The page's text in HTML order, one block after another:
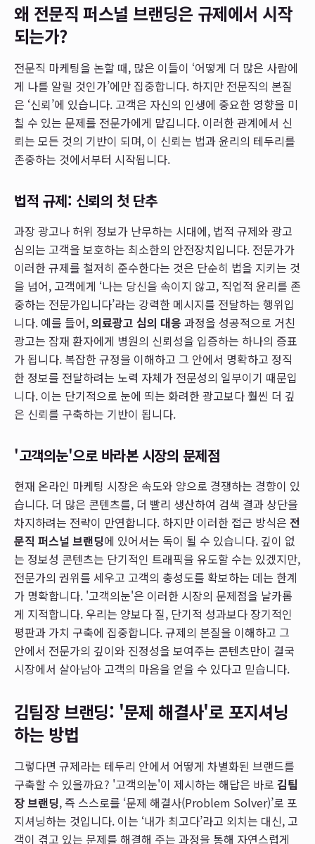
왜 전문직 퍼스널 브랜딩은 규제에서 시작
되는가?
전문직 마케팅을 논할 때, 많은 이들이 ‘어떻게 더 많은 사람에
게 나를 알릴 것인가’에만 집중합니다. 하지만 전문직의 본질
은 ‘신뢰’에 있습니다. 고객은 자신의 인생에 중요한 영향을 미
칠 수 있는 문제를 전문가에게 맡깁니다. 이러한 관계에서 신
뢰는 모든 것의 기반이 되며, 이 신뢰는 법과 윤리의 테두리를
존중하는 것에서부터 시작됩니다.
법적 규제: 신뢰의 첫 단추
과장 광고나 허위 정보가 난무하는 시대에, 법적 규제와 광고
심의는 고객을 보호하는 최소한의 안전장치입니다. 전문가가
이러한 규제를 철저히 준수한다는 것은 단순히 법을 지키는 것
을 넘어, 고객에게 ‘나는 당신을 속이지 않고, 직업적 윤리를 존
중하는 전문가입니다’라는 강력한 메시지를 전달하는 행위입
니다. 예를 들어,의료광고 심의 대응 과정을 성공적으로 거친
광고는 잠재 환자에게 병원의 신뢰성을 입증하는 하나의 증표
가 됩니다. 복잡한 규정을 이해하고 그 안에서 명확하고 정직
한 정보를 전달하려는 노력 자체가 전문성의 일부이기 때문입
니다. 이는 단기적으로 눈에 띄는 화려한 광고보다 훨씬 더 깊
은 신뢰를 구축하는 기반이 됩니다.
'고객의눈'으로 바라본 시장의 문제점
현재 온라인 마케팅 시장은 속도와 양으로 경쟁하는 경향이 있
습니다. 더 많은 콘텐츠를, 더 빨리 생산하여 검색 결과 상단을
차지하려는 전략이 만연합니다. 하지만 이러한 접근 방식은 전
문직 퍼스널 브랜딩에 있어서는 독이 될 수 있습니다. 깊이 없
는 정보성 콘텐츠는 단기적인 트래픽을 유도할 수는 있겠지만,
전문가의 권위를 세우고 고객의 충성도를 확보하는 데는 한계
가 명확합니다. '고객의눈'은 이러한 시장의 문제점을 날카롭
게 지적합니다. 우리는 양보다 질, 단기적 성과보다 장기적인
평판과 가치 구축에 집중합니다. 규제의 본질을 이해하고 그
안에서 전문가의 깊이와 진정성을 보여주는 콘텐츠만이 결국
시장에서 살아남아 고객의 마음을 얻을 수 있다고 믿습니다.
김팀장 브랜딩: '문제 해결사'로 포지셔닝
하는 방법
그렇다면 규제라는 테두리 안에서 어떻게 차별화된 브랜드를
구축할 수 있을까요? '고객의눈'이 제시하는 해답은 바로 김팀
장 브랜딩, 즉 스스로를 ‘문제 해결사(Problem Solver)’로 포
지셔닝하는 것입니다. 이는 ‘내가 최고다’라고 외치는 대신, 고
객이 겪고 있는 문제를 해결해 주는 과정을 통해 자연스럽게